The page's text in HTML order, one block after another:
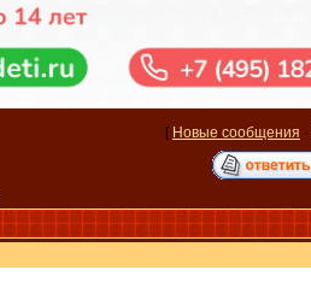
[ Новые сообщения ·